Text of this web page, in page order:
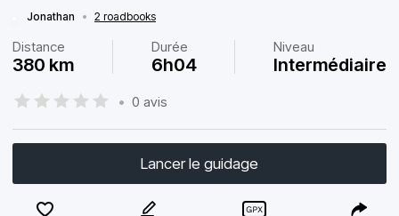
Jonathan • 2 roadbooks
Distance
380 km
Durée
6h04
Niveau
Intermédiaire
• 0 avis
Lancer le guidage